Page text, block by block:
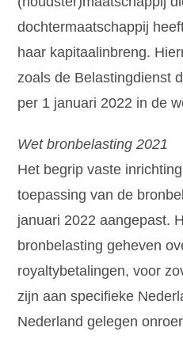
dochtermaatschappij
haar kapitaalinbreng.
zoals de Belastingdienst
per 1 januari 2022 in de
Wet bronbelasting 2021
Het begrip vaste
toepassing van de
januari 2022 aangepast.
bronbelasting geheven
royaltybetalingen, voor
zijn aan specifieke
Nederland gelegen